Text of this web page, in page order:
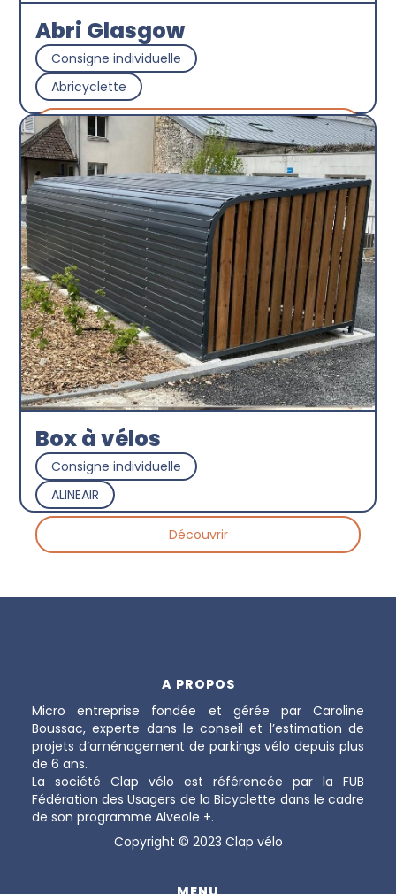
Abri Glasgow
Consigne individuelle
Abricyclette
Découvrir
Box à vélos
Consigne individuelle
ALINEAIR
Découvrir
A PROPOS
Micro entreprise fondée et gérée par Caroline
Boussac, experte dans le conseil et l’estimation de
projets d’aménagement de parkings vélo depuis plus
de 6 ans.
La société Clap vélo est référencée par la FUB
Fédération des Usagers de la Bicyclette dans le cadre
de son programme Alveole +.
Copyright © 2023 Clap vélo